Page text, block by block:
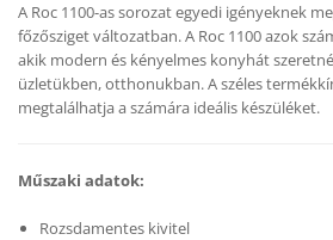
A Roc 1100-as sorozat egyedi igényeknek
főzősziget változatban. A Roc 1100 azok
akik modern és kényelmes konyhát
üzletükben, otthonukban. A széles
megtalálhatja a számára ideális készüléket.
Műszaki adatok:
Rozsdamentes kivitel